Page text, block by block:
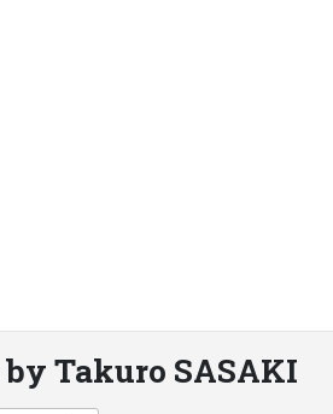
Takuro SASAKI